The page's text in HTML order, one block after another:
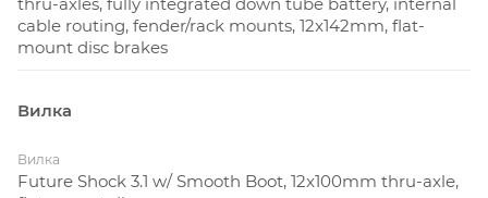
была разработана геометрия, которая подходит
всем, независимо от гендерной принадлежности.
cable routing, fender/rack mounts, 12x142mm, flat-
mount disc brakes
Вилка
Вилка
Future Shock 3.1 w/ Smooth Boot, 12x100mm thru-axle,